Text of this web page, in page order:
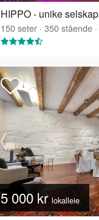
150seter · 350stående ·
5 000 kr lokalleie